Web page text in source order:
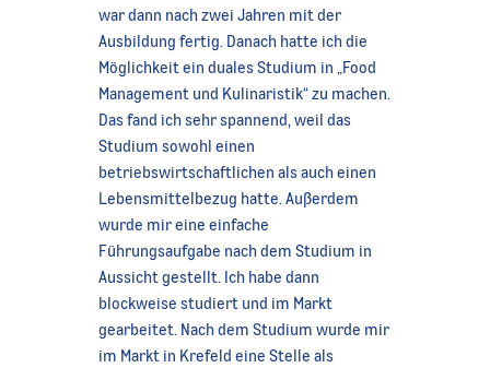
war dann nach zwei Jahren mit der
Ausbildung fertig. Danach hatte ich die
Möglichkeit ein duales Studium in „Food
Management und Kulinaristik“ zu machen.
Das fand ich sehr spannend, weil das
Studium sowohl einen
betriebswirtschaftlichen als auch einen
Lebensmittelbezug hatte. Außerdem
wurde mir eine einfache
Führungsaufgabe nach dem Studium in
Aussicht gestellt. Ich habe dann
blockweise studiert und im Markt
gearbeitet. Nach dem Studium wurde mir
im Markt in Krefeld eine Stelle als